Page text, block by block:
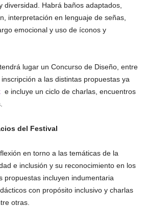
diversidad. Habrá baños adaptados,
interpretación en lenguaje de señas,
emocional y uso de íconos y
lugar un Concurso de Diseño, entre
a las distintas propuestas ya
e incluye un ciclo de charlas, encuentros
del Festival
en torno a las temáticas de la
e inclusión y su reconocimiento en los
propuestas incluyen indumentaria
con propósito inclusivo y charlas
otras.